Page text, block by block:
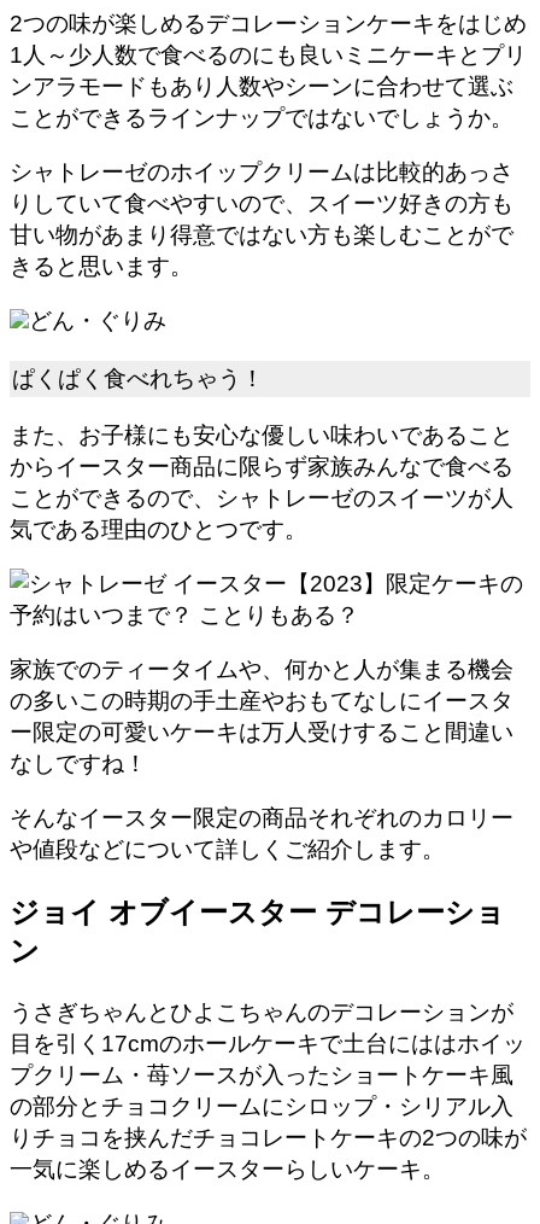
2つの味が楽しめるデコレーションケーキをはじめ
1人～少人数で食べるのにも良いミニケーキとプリ
ンアラモード もあり人数やシーンに合わせて選ぶ
ことができるラインナップではないでしょうか。
シャトレーゼのホイップクリームは比較的あっさ
りしていて食べやすいので、スイーツ好きの方も
甘い物があまり得意ではない方も楽しむことがで
きると思います。
どん・ぐりみ
ぱくぱく食べれちゃう！
また、お子様にも安心な優しい味わいであること
からイースター商品に限らず家族みんなで食べる
ことができるので、シャトレーゼのスイーツが人
気である理由のひとつです。
家族でのティータイムや、何かと人が集まる機会
の多いこの時期の手土産やおもてなしにイースタ
ー限定の可愛いケーキは万人受けすること間違い
なしですね！
そんなイースター限定の商品それぞれのカロリー
や値段などについて詳しくご紹介します。
ジョイ オブイースター デコレーショ
ン
うさぎちゃんとひよこちゃんのデコレーションが
目を引く17cmのホールケーキで土台にははホイッ
プクリーム・苺ソースが入ったショートケーキ風
の部分とチョコクリームにシロップ・シリアル入
りチョコを挟んだチョコレートケーキの2つの味が
一気に楽しめるイースターらしいケーキ。